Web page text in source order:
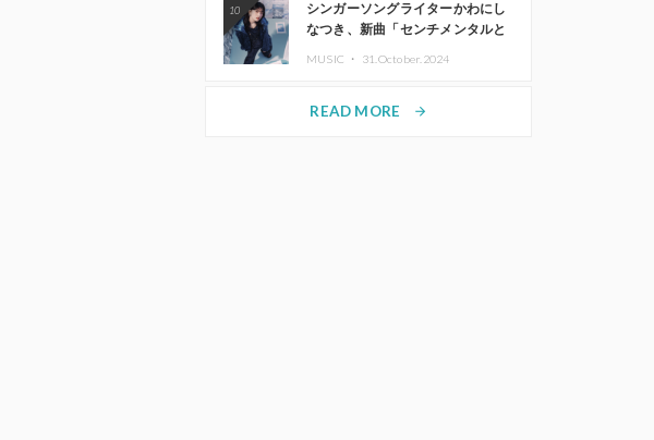
10
シンガーソングライターかわにし
なつき、新曲「センチメンタルと
MUSIC ・ 31.October.2024
READ MORE arrow_forward